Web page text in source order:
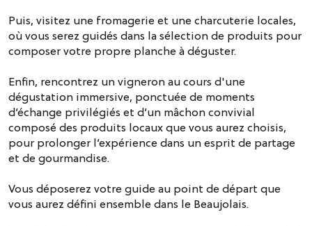
Puis, visitez une fromagerie et une charcuterie locales,
où vous serez guidés dans la sélection de produits pour
composer votre propre planche à déguster.
Enfin, rencontrez un vigneron au cours d'une
dégustation immersive, ponctuée de moments
d’échange privilégiés et d’un mâchon convivial
composé des produits locaux que vous aurez choisis,
pour prolonger l’expérience dans un esprit de partage
et de gourmandise.
Vous déposerez votre guide au point de départ que
vous aurez défini ensemble dans le Beaujolais.